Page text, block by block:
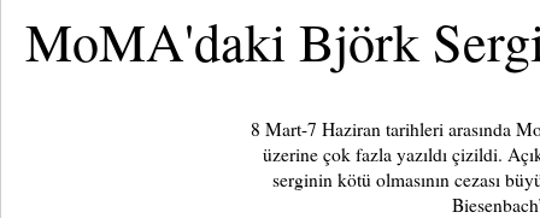
MoMA'daki Björk
8 Mart-7 Haziran tarihleri arasında
üzerine çok fazla yazıldı çizildi.
serginin kötü olmasının cezası